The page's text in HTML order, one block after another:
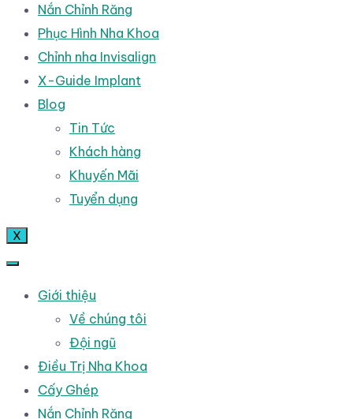
Nắn Chỉnh Răng
Phục Hình Nha Khoa
Chỉnh nha Invisalign
X-Guide Implant
Blog
Tin Tức
Khách hàng
Khuyến Mãi
Tuyển dụng
X
Giới thiệu
Về chúng tôi
Đội ngũ
Điều Trị Nha Khoa
Cấy Ghép
Nắn Chỉnh Răng